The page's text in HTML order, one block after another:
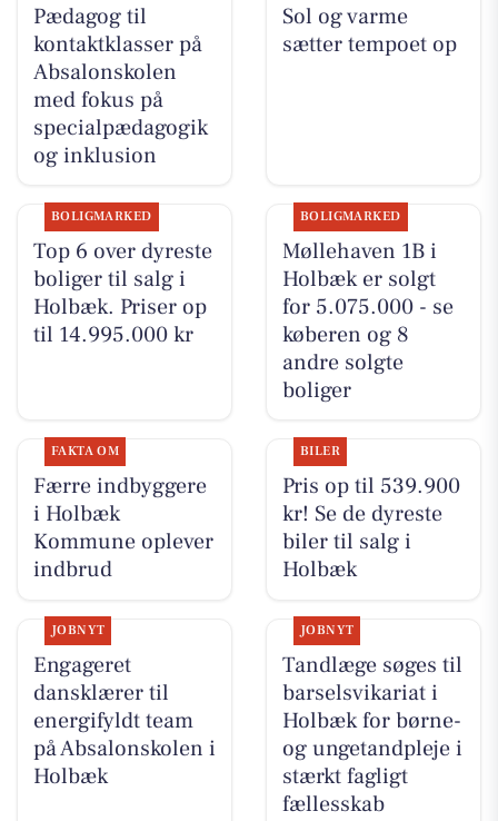
Pædagog til
kontaktklasser på
Absalonskolen
med fokus på
specialpædagogik
og inklusion
Sol og varme
sætter tempoet op
BOLIGMARKED
Top 6 over dyreste
boliger til salg i
Holbæk. Priser op
til 14.995.000 kr
BOLIGMARKED
Møllehaven 1B i
Holbæk er solgt
for 5.075.000 - se
køberen og 8
andre solgte
boliger
FAKTA OM
Færre indbyggere
i Holbæk
Kommune oplever
indbrud
BILER
Pris op til 539.900
kr! Se de dyreste
biler til salg i
Holbæk
JOBNYT
Engageret
dansklærer til
energifyldt team
på Absalonskolen i
Holbæk
JOBNYT
Tandlæge søges til
barselsvikariat i
Holbæk for børne-
og ungetandpleje i
stærkt fagligt
fællesskab